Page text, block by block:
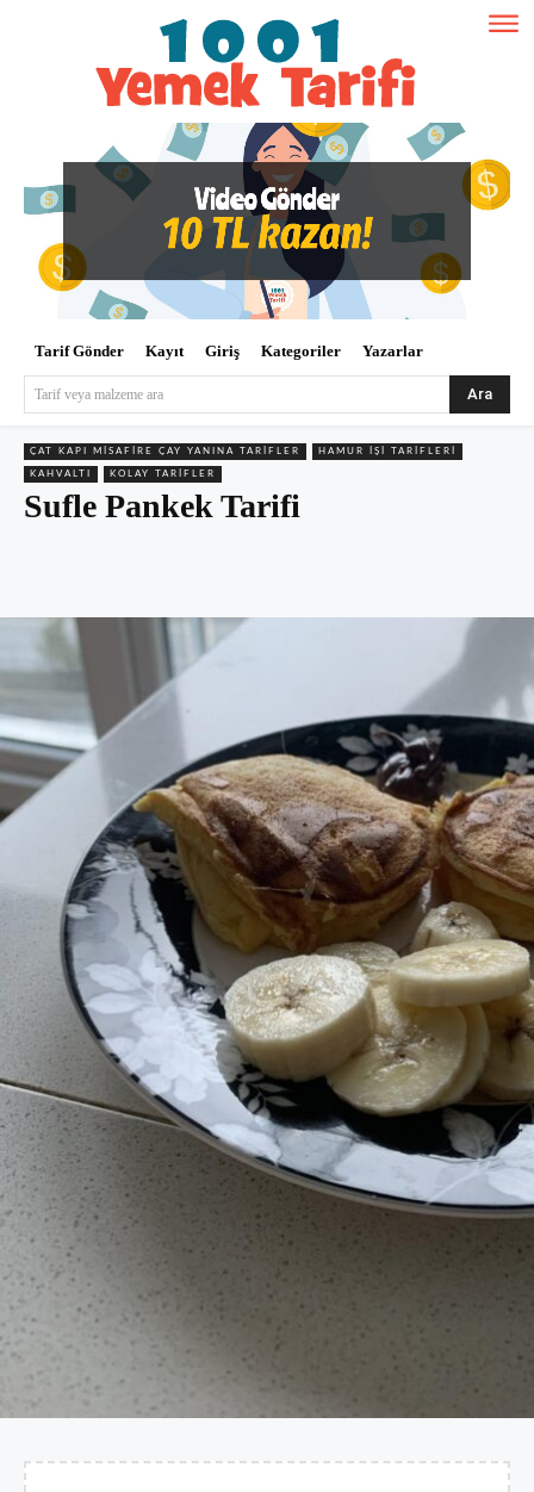
Tarif Gönder Kayıt Giriş Kategoriler Yazarlar
Tarif veya malzeme ara Ara
ÇAT KAPI MISAFIRE ÇAY YANINA TARIFLER HAMUR İŞI TARIFLERI
KAHVALTI KOLAY TARIFLER
Sufle Pankek Tarifi